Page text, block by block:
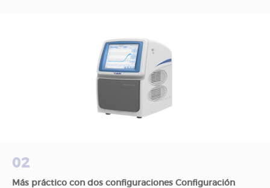
02
Más práctico con dos configuraciones Configuración